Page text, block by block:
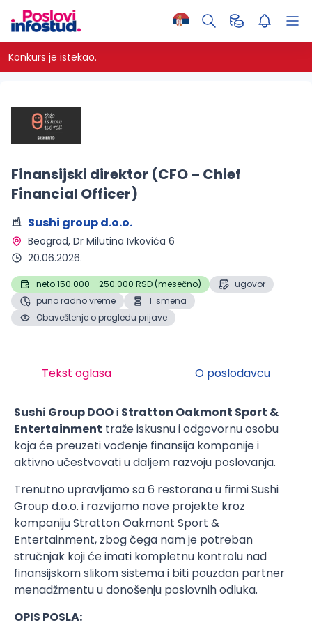
Konkurs je istekao.
Finansijski direktor (CFO – Chief
Financial Officer)
Sushi group d.o.o.
Beograd, Dr Milutina Ivkovića 6
20.06.2026.
neto 150.000 - 250.000 RSD (mesečno)
ugovor
puno radno vreme
1. smena
Obaveštenje o pregledu prijave
Tekst oglasa O poslodavcu
Sushi Group DOOi Stratton Oakmont Sport &
Entertainment traže iskusnu i odgovornu osobu
koja će preuzeti vođenje finansija kompanije i
aktivno učestvovati u daljem razvoju poslovanja.
Trenutno upravljamo sa 6 restorana u firmi Sushi
Group d.o.o. i razvijamo nove projekte kroz
kompaniju Stratton Oakmont Sport &
Entertainment, zbog čega nam je potreban
stručnjak koji će imati kompletnu kontrolu nad
finansijskom slikom sistema i biti pouzdan partner
menadžmentu u donošenju poslovnih odluka.
OPIS POSLA: